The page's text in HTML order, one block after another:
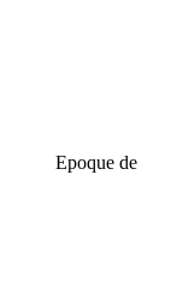
Epoque de